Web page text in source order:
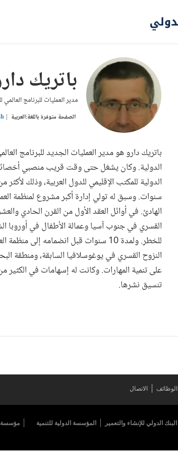
باتريك
مدير العمليات للبرنامج
الصفحة متوفرة باللغة:العربية
باتريك دارو هو مدير العمليات الجديد للبرنامج
الدولية. وكان يشغل حتى وقت قريب منصبي
الدولية للمكتب الإقليمي للدول العربية، وذلك
سنوات. وسبق له تولي إدارة أكبر مشروع لمنظمة
الهادئ. في أوائل العقد الأول من القرن الحادي
القسري في جنوب آسيا وعمالة الأطفال في أوروبا
للخطر. ولمدة 10 سنوات قبل انضمامه
النزوح القسري في يوغوسلافيا السابقة، ومنطقة
على تنمية المهارات. وكانت له إسهامات في الكثير
تنسيق نشرها.
الوظائف الاتصال
البنك الدولي للإنشاء والتعمير المؤسسة الدولية للتنمية مؤسسة